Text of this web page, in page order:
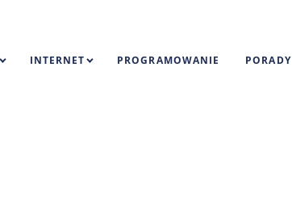
INTERNET PROGRAMOWANIE PORADY